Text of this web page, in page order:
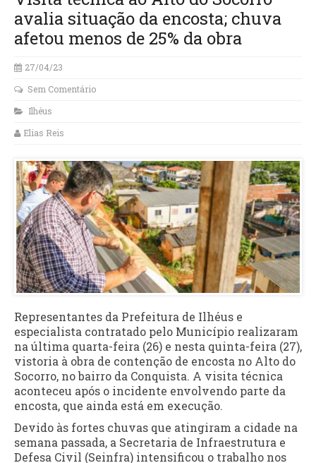
avalia situação da encosta; chuva
afetou menos de 25% da obra
27/04/23
Sem Comentário
Ilhéus
Elias Reis
Representantes da Prefeitura de Ilhéus e
especialista contratado pelo Município realizaram
na última quarta-feira (26) e nesta quinta-feira (27),
vistoria à obra de contenção de encosta no Alto do
Socorro, no bairro da Conquista. A visita técnica
aconteceu após o incidente envolvendo parte da
encosta, que ainda está em execução.
Devido às fortes chuvas que atingiram a cidade na
semana passada, a Secretaria de Infraestrutura e
Defesa Civil (Seinfra) intensificou o trabalho nos